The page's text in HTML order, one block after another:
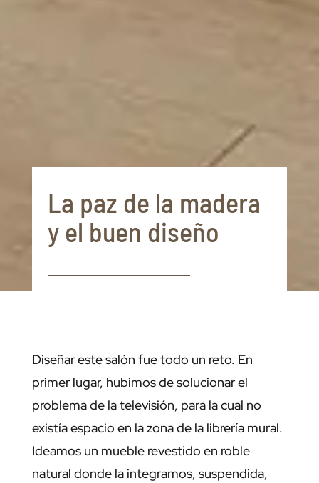
La paz de la madera
y el buen diseño
Diseñar este salón fue todo un reto. En
primer lugar, hubimos de solucionar el
problema de la televisión, para la cual no
existía espacio en la zona de la librería mural.
Ideamos un mueble revestido en roble
natural donde la integramos, suspendida,